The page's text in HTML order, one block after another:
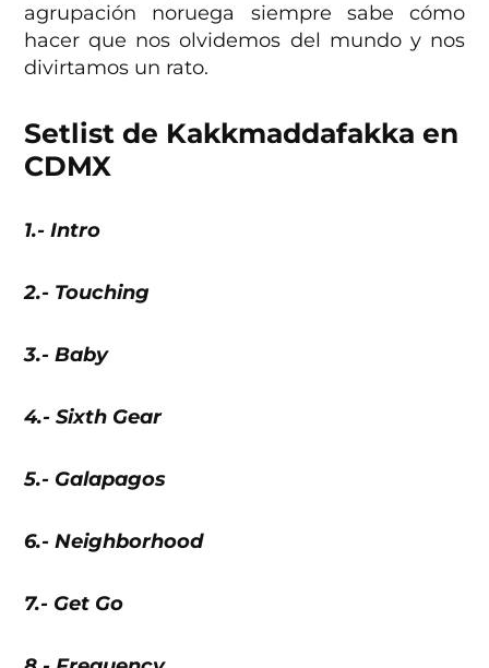
agrupación noruega siempre sabe cómo
hacer que nos olvidemos del mundo y nos
divirtamos un rato.
Setlist de Kakkmaddafakka en
CDMX
1.- Intro
2.- Touching
3.- Baby
4.- Sixth Gear
5.- Galapagos
6.- Neighborhood
7.- Get Go